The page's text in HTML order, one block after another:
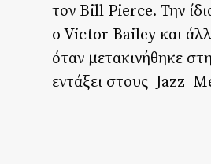
τον Bill Pierce. Την
o Victor Bailey και
όταν μετακινήθηκε
εντάξει στους Jazz